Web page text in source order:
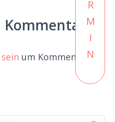
um Kommentare